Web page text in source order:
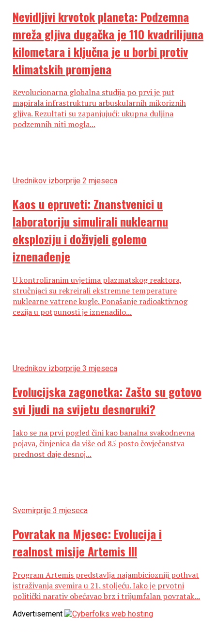
Nevidljivi krvotok planeta: Podzemna
mreža gljiva dugačka je 110 kvadrilijuna
kilometara i ključna je u borbi protiv
klimatskih promjena
Revolucionarna globalna studija po prvi je put
mapirala infrastrukturu arbuskularnih mikoriznih
gljiva. Rezultati su zapanjujući: ukupna duljina
podzemnih niti mogla...
Urednikov izborprije 2 mjeseca
Kaos u epruveti: Znanstvenici u
laboratoriju simulirali nuklearnu
eksploziju i doživjeli golemo
iznenađenje
U kontroliranim uvjetima plazmatskog reaktora,
stručnjaci su rekreirali ekstremne temperature
nuklearne vatrene kugle. Ponašanje radioaktivnog
cezija u potpunosti je iznenadilo...
Urednikov izborprije 3 mjeseca
Evolucijska zagonetka: Zašto su gotovo
svi ljudi na svijetu desnoruki?
Iako se na prvi pogled čini kao banalna svakodnevna
pojava, činjenica da više od 85 posto čovječanstva
prednost daje desnoj...
Svemirprije 3 mjeseca
Povratak na Mjesec: Evolucija i
realnost misije Artemis III
Program Artemis predstavlja najambiciozniji pothvat
istraživanja svemira u 21. stoljeću. Iako je prvotni
politički narativ obećavao brz i trijumfalan povratak...
Advertisement